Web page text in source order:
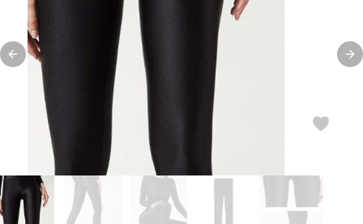
Previous slide